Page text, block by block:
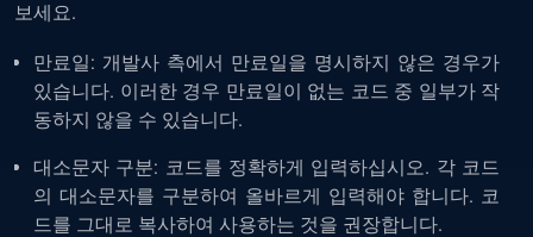
보세요.
만료일: 개발사 측에서 만료일을 명시하지 않은 경우가
있습니다. 이러한 경우 만료일이 없는 코드 중 일부가 작
동하지 않을 수 있습니다.
대소문자 구분: 코드를 정확하게 입력하십시오. 각 코드
의 대소문자를 구분하여 올바르게 입력해야 합니다. 코
드를 그대로 복사하여 사용하는 것을 권장합니다.